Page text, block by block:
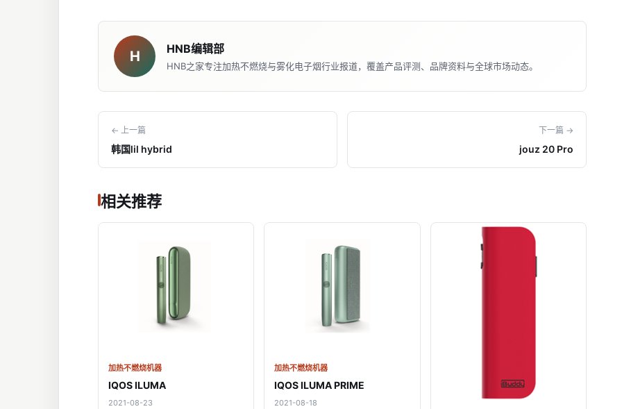
H HNB编辑部
HNB之家专注加热不燃烧与雾化电子烟行业报道，覆盖产品评测、品牌资料与全球市场动态。
← 上一篇
韩国lil hybrid
下一篇 →
jouz 20 Pro
相关推荐
加热不燃烧机器
IQOS ILUMA
2021-08-23
加热不燃烧机器
IQOS ILUMA PRIME
2021-08-18